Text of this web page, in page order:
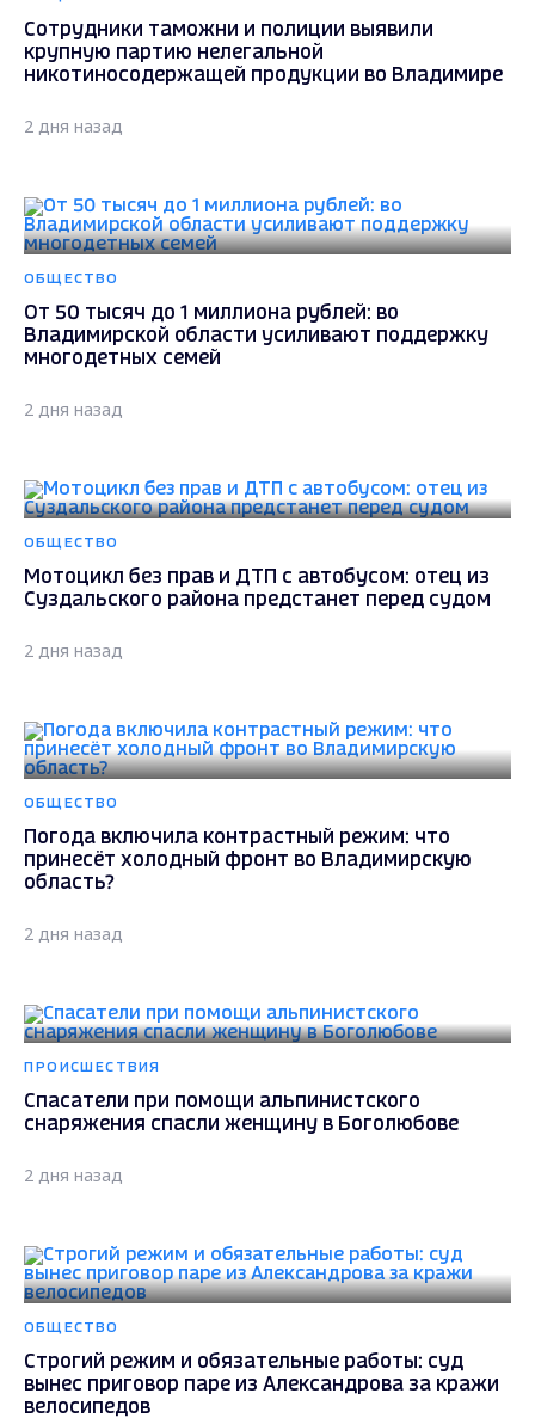
Сотрудники таможни и полиции выявили
крупную партию нелегальной
никотиносодержащей продукции во Владимире
2 дня назад
ОБЩЕСТВО
От 50 тысяч до 1 миллиона рублей: во
Владимирской области усиливают поддержку
многодетных семей
2 дня назад
ОБЩЕСТВО
Мотоцикл без прав и ДТП с автобусом: отец из
Суздальского района предстанет перед судом
2 дня назад
ОБЩЕСТВО
Погода включила контрастный режим: что
принесёт холодный фронт во Владимирскую
область?
2 дня назад
ПРОИСШЕСТВИЯ
Спасатели при помощи альпинистского
снаряжения спасли женщину в Боголюбове
2 дня назад
ОБЩЕСТВО
Строгий режим и обязательные работы: суд
вынес приговор паре из Александрова за кражи
велосипедов